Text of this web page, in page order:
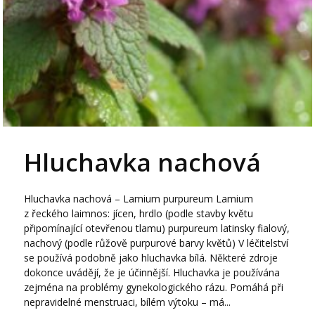
Hluchavka nachová
Hluchavka nachová – Lamium purpureum Lamium
z řeckého laimnos: jícen, hrdlo (podle stavby květu
připomínající otevřenou tlamu) purpureum latinsky fialový,
nachový (podle růžově purpurové barvy květů) V léčitelství
se používá podobně jako hluchavka bílá. Některé zdroje
dokonce uvádějí, že je účinnější. Hluchavka je používána
zejména na problémy gynekologického rázu. Pomáhá při
nepravidelné menstruaci, bílém výtoku – má...